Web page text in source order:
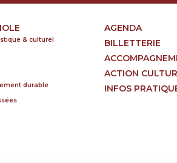
& culturel
durable
AGENDA
BILLETTERIE
ACTION
INFOS